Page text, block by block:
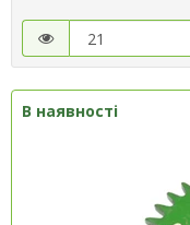
В наявності